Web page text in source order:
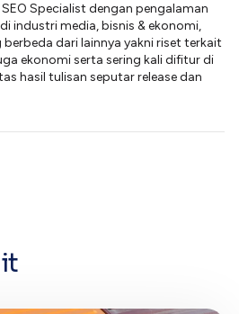
SEO Specialist dengan pengalaman
industri media, bisnis & ekonomi,
dari lainnya yakni riset terkait
ekonomi serta sering kali difitur di
hasil tulisan seputar release dan